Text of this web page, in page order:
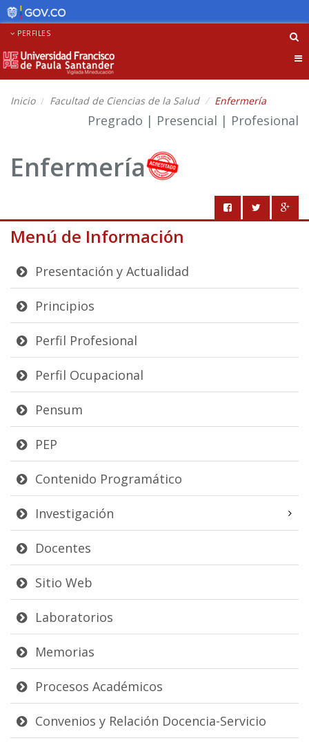
PERFILES
Inicio Facultad de Ciencias de la Salud Enfermería
Pregrado | Presencial | Profesional
Enfermería
Menú de Información
Presentación y Actualidad
Principios
Perfil Profesional
Perfil Ocupacional
Pensum
PEP
Contenido Programático
Investigación
Docentes
Sitio Web
Laboratorios
Memorias
Procesos Académicos
Convenios y Relación Docencia-Servicio